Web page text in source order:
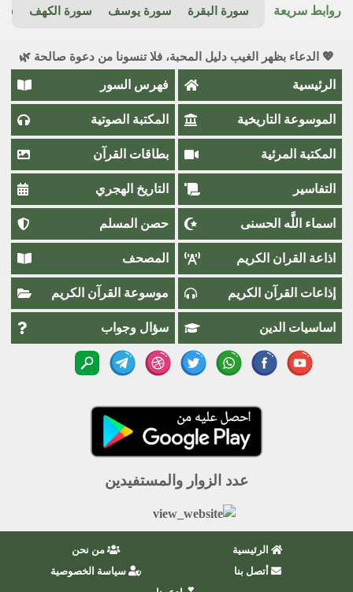
روابط سريعة سورة البقرة سورة يوسف سورة الكهف
💖 الدعاء بظهر الغيب دليل المحبة، فلا تنسونا من دعوة صالحة 🌿
الرئيسية فهرس السور
الموسوعة التاريخية المكتبة الصوتية
المكتبة المرئية بطاقات القرآن
التفاسير التاريخ الهجري
اسماء اللَّٰه الحسنى حصن المسلم
اذاعة القران الكريم المصحف
إذاعات القرآن الكريم موسوعة القرآن الكريم
اساسيات الدين سؤال وجواب
عدد الزوار والمستفيدين
الرئيسية
من نحن
أتصل بنا
سياسة الخصوصية